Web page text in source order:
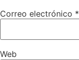
Correo electrónico *
Web